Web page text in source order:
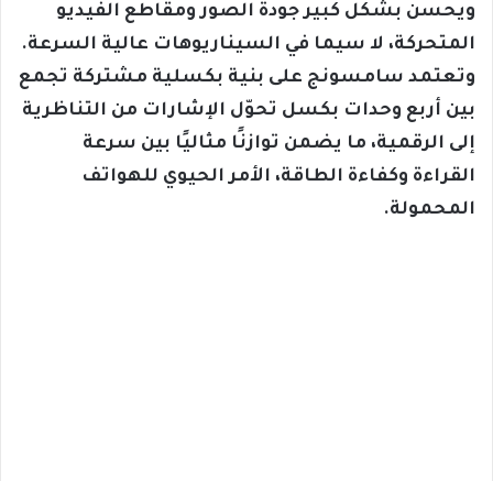
ويحسن بشكل كبير جودة الصور ومقاطع الفيديو
المتحركة، لا سيما في السيناريوهات عالية السرعة.
وتعتمد سامسونج على بنية بكسلية مشتركة تجمع
بين أربع وحدات بكسل تحوّل الإشارات من التناظرية
إلى الرقمية، ما يضمن توازنًا مثاليًا بين سرعة
القراءة وكفاءة الطاقة، الأمر الحيوي للهواتف
المحمولة.